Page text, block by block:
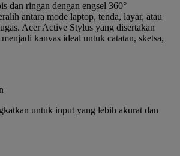
dan ringan dengan engsel 360°
antara mode laptop, tenda, layar, atau
Acer Active Stylus yang disertakan
kanvas ideal untuk catatan, sketsa,
untuk input yang lebih akurat dan